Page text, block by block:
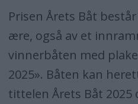
Prisen Årets Båt
ære, også av et
vinnerbåten med
2025». Båten kan
tittelen Årets Båt